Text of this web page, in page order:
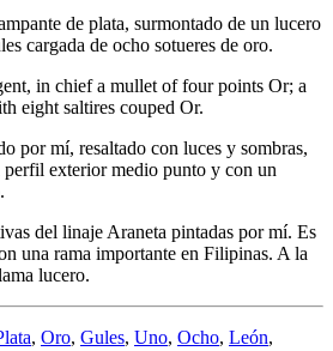
de plata, surmontado de un lucero
cargada de ocho sotueres de oro.
in chief a mullet of four points Or; a
eight saltires couped Or.
por mí, resaltado con luces y sombras,
exterior medio punto y con un
del linaje Araneta pintadas por mí. Es
una rama importante en Filipinas. A la
lucero.
, Oro, Gules, Uno, Ocho, León,